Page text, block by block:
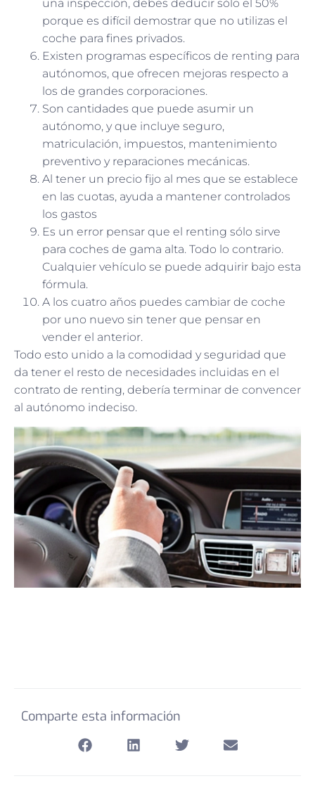
una inspección, debes deducir sólo el 50%
porque es difícil demostrar que no utilizas el
coche para fines privados.
Existen programas específicos de renting para
autónomos, que ofrecen mejoras respecto a
los de grandes corporaciones.
Son cantidades que puede asumir un
autónomo, y que incluye seguro,
matriculación, impuestos, mantenimiento
preventivo y reparaciones mecánicas.
Al tener un precio fijo al mes que se establece
en las cuotas, ayuda a mantener controlados
los gastos
Es un error pensar que el renting sólo sirve
para coches de gama alta. Todo lo contrario.
Cualquier vehículo se puede adquirir bajo esta
fórmula.
A los cuatro años puedes cambiar de coche
por uno nuevo sin tener que pensar en
vender el anterior.
Todo esto unido a la comodidad y seguridad que
da tener el resto de necesidades incluidas en el
contrato de renting, debería terminar de convencer
al autónomo indeciso.
Comparte esta información